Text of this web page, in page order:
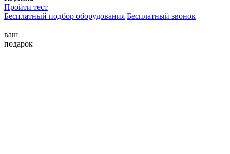
Пройти тест
Бесплатный подбор оборудования Бесплатный звонок
ваш
подарок